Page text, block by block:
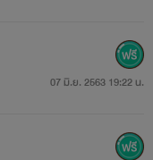
07 มิ.ย. 2563 19:22 น.